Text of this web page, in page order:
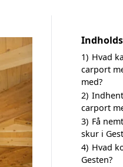
1) Hvad
carport
med?
2)
carport
3) Få
skur i
4) Hvad
Gesten?